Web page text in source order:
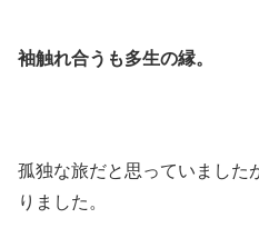
袖触れ合うも多生の縁。
孤独な旅だと思っていました
りました。